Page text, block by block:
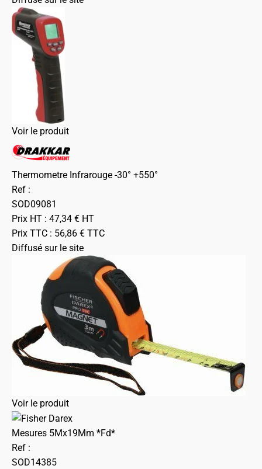
Voir le produit
Thermometre Infrarouge -30° +550°
Ref :
SOD09081
Prix HT : 47,34 € HT
Prix TTC : 56,86 € TTC
Diffusé sur le site
Voir le produit
Mesures 5Mx19Mm *Fd*
Ref :
SOD14385